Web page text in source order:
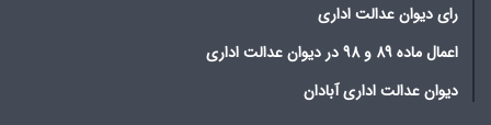
رای دیوان عدالت اداری
اعمال ماده 89 و 98 در دیوان عدالت اداری
دیوان عدالت اداری آبادان